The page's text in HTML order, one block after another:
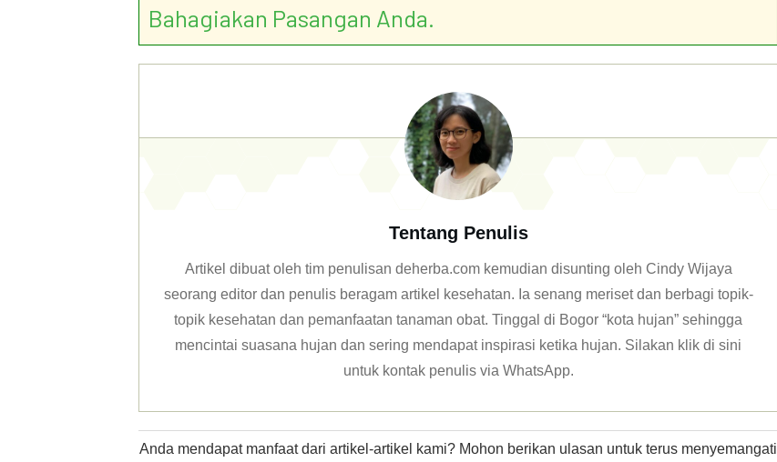
Bahagiakan Pasangan Anda.
Tentang Penulis
Artikel dibuat oleh tim penulisan deherba.com kemudian disunting oleh Cindy Wijaya
seorang editor dan penulis beragam artikel kesehatan. Ia senang meriset dan berbagi topik-
topik kesehatan dan pemanfaatan tanaman obat. Tinggal di Bogor “kota hujan” sehingga
mencintai suasana hujan dan sering mendapat inspirasi ketika hujan. Silakan klik di sini
untuk kontak penulis via WhatsApp.
Anda mendapat manfaat dari artikel-artikel kami? Mohon berikan ulasan untuk terus menyemangati